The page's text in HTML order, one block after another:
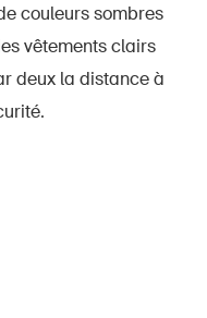
couleurs sombres
vêtements clairs
deux la distance à